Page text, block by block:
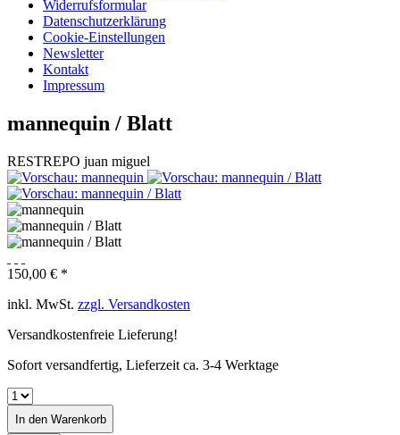
Widerrufsformular
Datenschutzerklärung
Cookie-Einstellungen
Newsletter
Kontakt
Impressum
mannequin / Blatt
RESTREPO juan miguel
150,00 € *
inkl. MwSt. zzgl. Versandkosten
Versandkostenfreie Lieferung!
Sofort versandfertig, Lieferzeit ca. 3-4 Werktage
In den Warenkorb